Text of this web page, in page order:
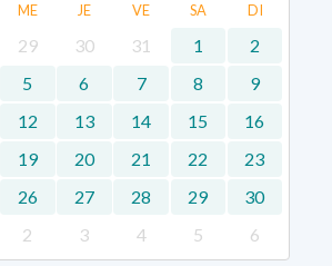
ME JE VE SA DI
29 30 31 1
2
5 6 7 8
9
12 13 14 15
16
19 20 21 22
23
26 27 28 29
30
2 3 4 5 6